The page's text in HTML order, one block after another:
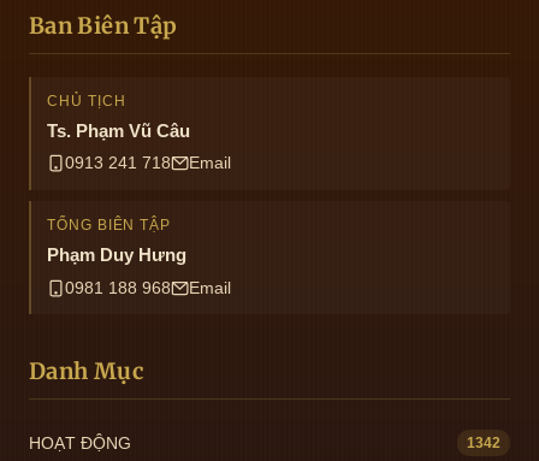
Ban Biên Tập
CHỦ TỊCH
Ts. Phạm Vũ Câu
0913 241 718 Email
TỔNG BIÊN TẬP
Phạm Duy Hưng
0981 188 968 Email
Danh Mục
HOẠT ĐỘNG 1342